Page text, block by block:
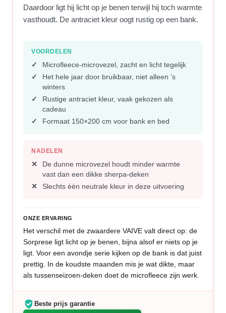
Daardoor ligt hij licht op je benen terwijl hij toch warmte
vasthoudt. De antraciet kleur oogt rustig op een bank.
VOORDELEN
Microfleece-microvezel, zacht en licht tegelijk
Het hele jaar door bruikbaar, niet alleen ’s
winters
Rustige antraciet kleur, vaak gekozen als
cadeau
Formaat 150×200 cm voor bank en bed
NADELEN
De dunne microvezel houdt minder warmte
vast dan een dikke sherpa-deken
Slechts één neutrale kleur in deze uitvoering
ONZE ERVARING
Het verschil met de zwaardere VAIVE valt direct op: de
Sorprese ligt licht op je benen, bijna alsof er niets op je
ligt. Voor een avondje serie kijken op de bank is dat juist
prettig. In de koudste maanden mis je wat dikte, maar
als tussenseizoen-deken doet de microfleece zijn werk.
Beste prijs garantie